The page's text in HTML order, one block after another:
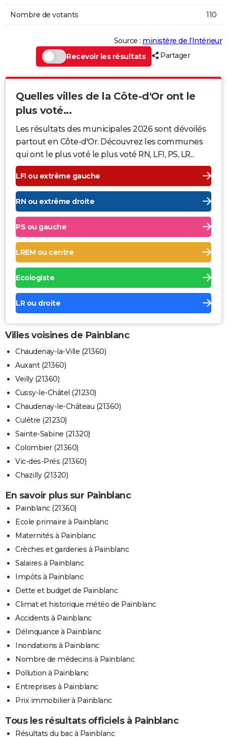
Nombre de votants 110
Source : ministère de l’Intérieur
Recevoir les résultats
Partager
Quelles villes de la Côte-d'Or ont le
plus voté...
Les résultats des municipales 2026 sont dévoilés
partout en Côte-d'Or. Découvrez les communes
qui ont le plus voté le plus voté RN, LFI, PS, LR...
LFI ou extrême gauche
RN ou extrême droite
PS ou gauche
LREM ou centre
Ecologiste
LR ou droite
Villes voisines de Painblanc
Chaudenay-la-Ville (21360)
Auxant (21360)
Veilly (21360)
Cussy-le-Châtel (21230)
Chaudenay-le-Château (21360)
Culètre (21230)
Sainte-Sabine (21320)
Colombier (21360)
Vic-des-Prés (21360)
Chazilly (21320)
En savoir plus sur Painblanc
Painblanc (21360)
Ecole primaire à Painblanc
Maternités à Painblanc
Crèches et garderies à Painblanc
Salaires à Painblanc
Impôts à Painblanc
Dette et budget de Painblanc
Climat et historique météo de Painblanc
Accidents à Painblanc
Délinquance à Painblanc
Inondations à Painblanc
Nombre de médecins à Painblanc
Pollution à Painblanc
Entreprises à Painblanc
Prix immobilier à Painblanc
Tous les résultats officiels à Painblanc
Résultats du bac à Painblanc